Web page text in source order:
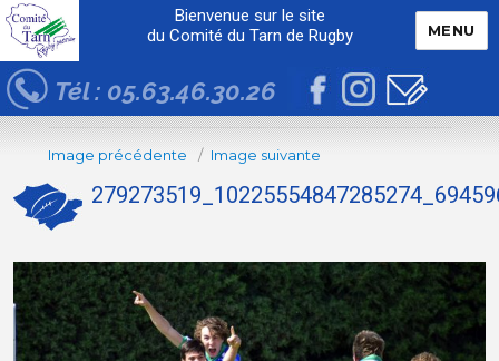
Bienvenue sur le site
du Comité du Tarn de Rugby
Tél : 05.63.46.30.26
MENU
Image précédente Image suivante